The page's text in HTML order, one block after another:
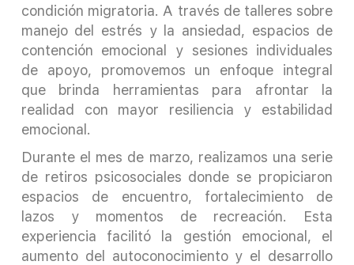
condición migratoria. A través de talleres sobre
manejo del estrés y la ansiedad, espacios de
contención emocional y sesiones individuales
de apoyo, promovemos un enfoque integral
que brinda herramientas para afrontar la
realidad con mayor resiliencia y estabilidad
emocional.
Durante el mes de marzo, realizamos una serie
de retiros psicosociales donde se propiciaron
espacios de encuentro, fortalecimiento de
lazos y momentos de recreación. Esta
experiencia facilitó la gestión emocional, el
aumento del autoconocimiento y el desarrollo